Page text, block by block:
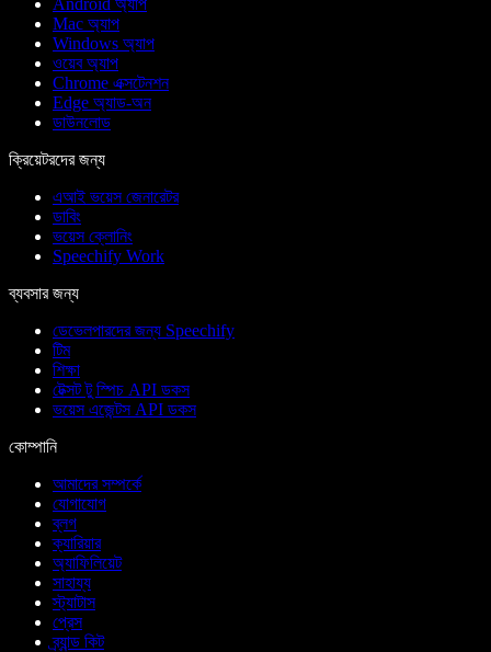
Mac অ্যাপ
Windows অ্যাপ
ওয়েব অ্যাপ
Chrome এক্সটেনশন
Edge অ্যাড-অন
ডাউনলোড
ক্রিয়েটরদের জন্য
এআই ভয়েস জেনারেটর
ডাবিং
ভয়েস ক্লোনিং
Speechify Work
ব্যবসার জন্য
ডেভেলপারদের জন্য Speechify
টিম
শিক্ষা
টেক্সট টু স্পিচ API ডকস
ভয়েস এজেন্টস API ডকস
কোম্পানি
আমাদের সম্পর্কে
যোগাযোগ
ব্লগ
ক্যারিয়ার
অ্যাফিলিয়েট
সাহায্য
স্ট্যাটাস
প্রেস
ব্র্যান্ড কিট